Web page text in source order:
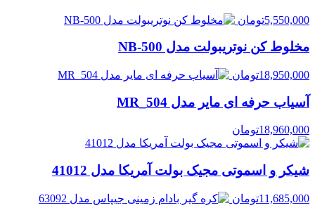
5,550,000تومان
مخلوط کن نوتریبولت مدل NB-500
18,950,000تومان
آسیاب حرفه ای مایر مدل MR_504
18,960,000تومان
شیکر و اسموتی مجیک بولت آمریکا مدل 41012
11,685,000تومان